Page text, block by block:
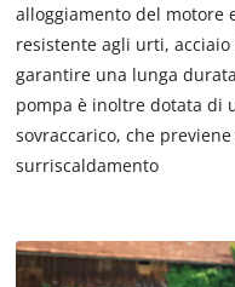
alloggiamento del motore
resistente agli urti,
garantire una lunga
pompa è inoltre dotata di
sovraccarico, che
surriscaldamento